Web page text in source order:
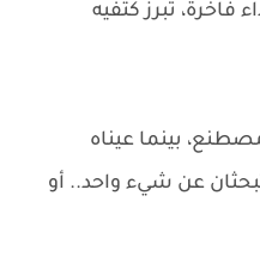
فاخرة، تُبرز كتفيه
بينما عيناه
عن شيء واحد.. أو